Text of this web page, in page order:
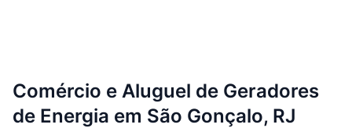
Comércio e Aluguel de Geradores
de Energia em São Gonçalo, RJ